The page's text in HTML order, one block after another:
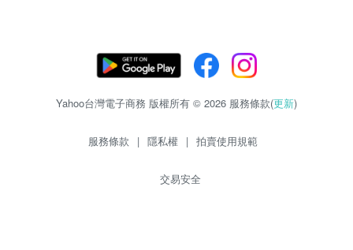
Yahoo台灣電子商務 版權所有 © 2026 服務條款(更新)
服務條款 | 隱私權 | 拍賣使用規範
交易安全